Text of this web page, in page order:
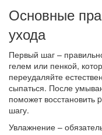
Основные
ухода
Первый шаг –
гелем или пенкой,
переудаляйте
сыпаться. После
поможет восстановить
шагу.
Увлажнение –